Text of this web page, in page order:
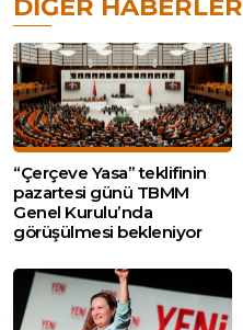
DIĞER HABERLER
“Çerçeve Yasa” teklifinin
pazartesi günü TBMM
Genel Kurulu’nda
görüşülmesi bekleniyor